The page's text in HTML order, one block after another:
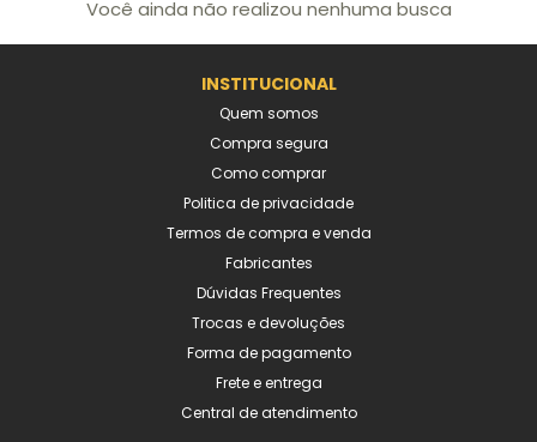
Você ainda não realizou nenhuma busca
INSTITUCIONAL
Quem somos
Compra segura
Como comprar
Politica de privacidade
Termos de compra e venda
Fabricantes
Dúvidas Frequentes
Trocas e devoluções
Forma de pagamento
Frete e entrega
Central de atendimento